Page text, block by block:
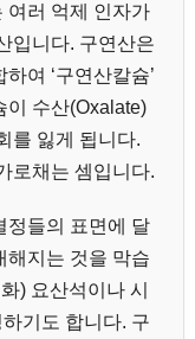
여러 억제 인자가
입니다. 구연산은
여 ‘구연산칼슘’
이 수산(Oxalate)
를 잃게 됩니다.
로채는 셈입니다.
정들의 표면에 달
해지는 것을 막습
) 요산석이나 시
기도 합니다. 구